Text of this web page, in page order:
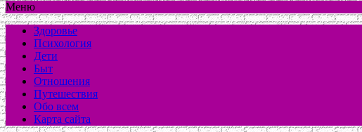
Меню
Здоровье
Психология
Дети
Быт
Отношения
Путешествия
Обо всем
Карта сайта